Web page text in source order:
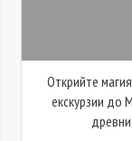
Открийте
екскурзии до